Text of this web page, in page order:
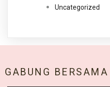
Uncategorized
GABUNG BERSAMA